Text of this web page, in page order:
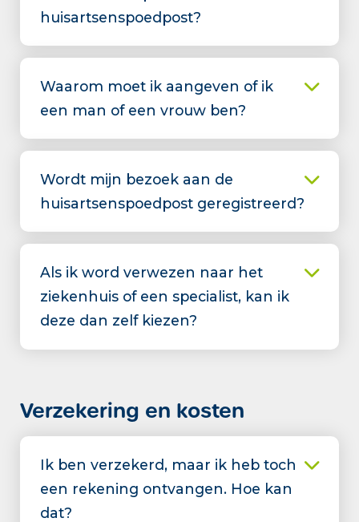
huisartsenspoedpost?
Waarom moet ik aangeven of ik
een man of een vrouw ben?
Wordt mijn bezoek aan de
huisartsenspoedpost geregistreerd?
Als ik word verwezen naar het
ziekenhuis of een specialist, kan ik
deze dan zelf kiezen?
Verzekering en kosten
Ik ben verzekerd, maar ik heb toch
een rekening ontvangen. Hoe kan
dat?